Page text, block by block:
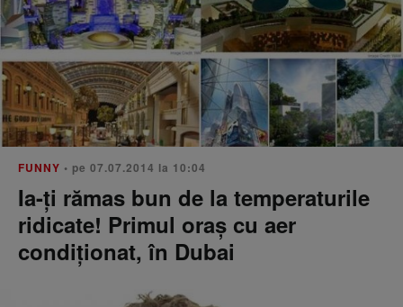
FUNNY • pe 07.07.2014 la 10:04
Ia-ți rămas bun de la temperaturile
ridicate! Primul oraș cu aer
condiționat, în Dubai